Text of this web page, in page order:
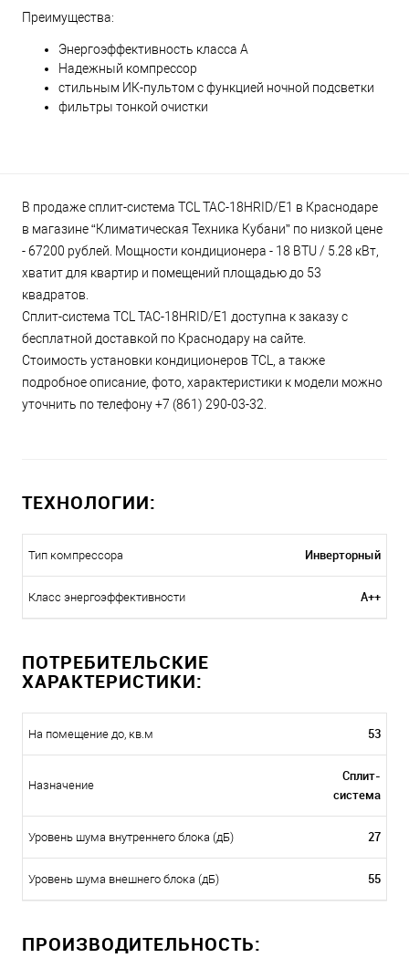
Преимущества:
Энергоэффективность класса А
Надежный компрессор
стильным ИК-пультом с функцией ночной подсветки
фильтры тонкой очистки
В продаже сплит-система TCL TAC-18HRID/E1 в Краснодаре
в магазине “Климатическая Техника Кубани” по низкой цене
- 67200 рублей. Мощности кондиционера - 18 BTU / 5.28 кВт,
хватит для квартир и помещений площадью до 53
квадратов.
Сплит-система TCL TAC-18HRID/E1 доступна к заказу с
бесплатной доставкой по Краснодару на сайте.
Стоимость установки кондиционеров TCL, а также
подробное описание, фото, характеристики к модели можно
уточнить по телефону +7 (861) 290-03-32.
ТЕХНОЛОГИИ:
Тип компрессора Инверторный
Класс энергоэффективности A++
ПОТРЕБИТЕЛЬСКИЕ
ХАРАКТЕРИСТИКИ:
На помещение до, кв.м 53
Назначение
Сплит-
система
Уровень шума внутреннего блока (дБ) 27
Уровень шума внешнего блока (дБ) 55
ПРОИЗВОДИТЕЛЬНОСТЬ: